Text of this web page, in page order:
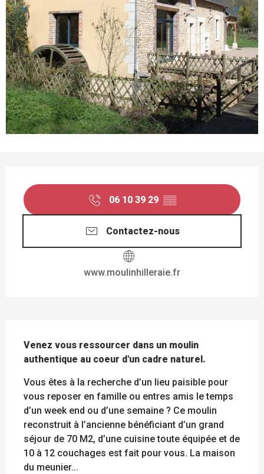
06 10 39 29 ▒▒
Contactez-nous
www.moulinhilleraie.fr
Venez vous ressourcer dans un moulin
authentique au coeur d'un cadre naturel.
Vous êtes à la recherche d’un lieu paisible pour
vous reposer en famille ou entres amis le temps
d’un week end ou d’une semaine ? Ce moulin
reconstruit à l’ancienne bénéficiant d’un grand
séjour de 70 M2, d’une cuisine toute équipée et de
10 à 12 couchages est fait pour vous. La maison
du meunier...